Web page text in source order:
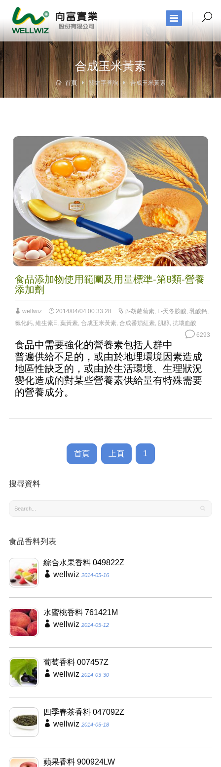
合成玉米黃素
首頁 關鍵字查詢 合成玉米黃素
食品添加物使用範圍及用量標準-第8類-營養
添加劑
wellwiz 2014/04/04 00:33:28 β-胡蘿蔔素, L-天冬胺酸, 乳酸鈣,
氯化鈣, 維生素E, 葉黃素, 合成玉米黃素, 合成番茄紅素, 肌醇, 抗壞血酸
6293
食品中需要強化的營養素包括人群中
普遍供給不足的，或由於地理環境因素造成
地區性缺乏的，或由於生活環境、生理狀況
變化造成的對某些營養素供給量有特殊需要
的營養成分。
首頁 上頁 1
搜尋資料
食品香料列表
綜合水果香料 049822Z
wellwiz 2014-05-16
水蜜桃香料 761421M
wellwiz 2014-05-12
葡萄香料 007457Z
wellwiz 2014-03-30
四季春茶香料 047092Z
wellwiz 2014-05-18
蘋果香料 900924LW